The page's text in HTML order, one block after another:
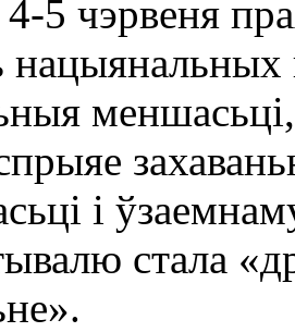
5 чэрвеня
нацыянальных
і
стала